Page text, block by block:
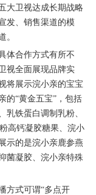
大卫视达成长期战略
发、销售渠道的模
。
体合作方式有所不
视全面展现品牌实
将展示浣小亲的宝宝
的“黄金五宝”，包括
乳铁蛋白调制乳粉、
高钙凝胶糖果、 浣小
示的是浣小亲鹿参燕
菌凝胶、 浣小亲特殊
方式可谓“多点开